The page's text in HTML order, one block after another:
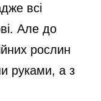
всі
Але до
рослин
руками, а з